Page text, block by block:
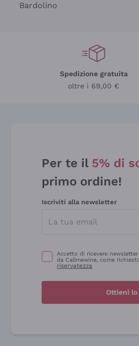
Bardolino
Spedizione gratuita
oltre i 69,00 €
Per te il 5% di
primo ordine!
Iscriviti alla newsletter
Accetto di ricevere
da Callmewine, come
riservatezza
Ottieni lo